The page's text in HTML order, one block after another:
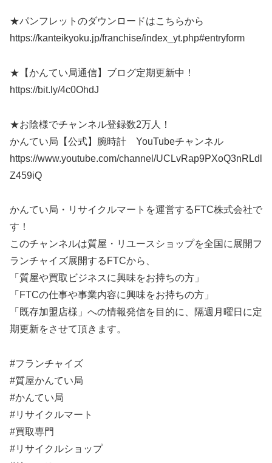
★パンフレットのダウンロードはこちらから
https://kanteikyoku.jp/franchise/index_yt.php#entryform
★【かんてい局通信】ブログ定期更新中！
https://bit.ly/4c0OhdJ
★お陰様でチャンネル登録数2万人！
かんてい局【公式】腕時計 YouTubeチャンネル
https://www.youtube.com/channel/UCLvRap9PXoQ3nRLdl
Z459iQ
かんてい局・リサイクルマートを運営するFTC株式会社で
す！
このチャンネルは質屋・リユースショップを全国に展開フ
ランチャイズ展開するFTCから、
「質屋や買取ビジネスに興味をお持ちの方」
「FTCの仕事や事業内容に興味をお持ちの方」
「既存加盟店様」への情報発信を目的に、隔週月曜日に定
期更新をさせて頂きます。
#フランチャイズ
#質屋かんてい局
#かんてい局
#リサイクルマート
#買取専門
#リサイクルショップ